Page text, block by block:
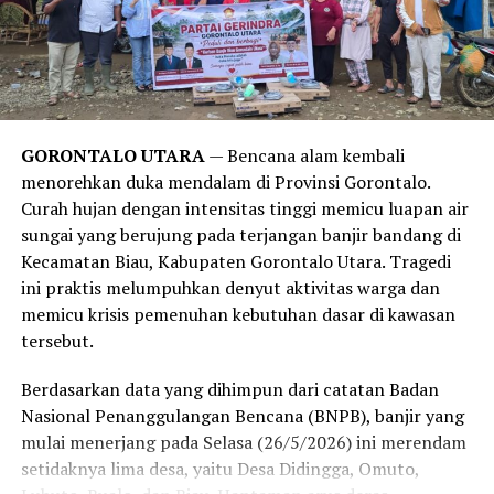
Harvard Health Publishing. Laporan tersebut
menegaskan bahwa obsesi manusia modern untuk mandi
setiap hari lebih didorong oleh norma sosial, kebiasaan,
serta strategi pemasaran industri sabun kecantikan,
alih-alih kebutuhan medis yang sesungguhnya. Sistem
kotoran dan bakteri dalam jumlah wajar untuk
merangsang antibodi agar tetap kuat.
Meski demikian, anjuran untuk mandi 2-3 kali seminggu
ini memiliki pengecualian. Melansir data tambahan dari
Healthline , mereka yang rutin melakukan olahraga
berat, bekerja di luar ruangan yang bersinggungan
langsung dengan kotoran, atau memiliki kondisi medis
setiap hari.
Bagi Anda yang aktivitasnya lebih banyak dihabiskan di
dalam ruangan ber-AC, melewatkan waktu mandi sehari
GORONTALO UTARA— Bencana alam kembali
menorehkan duka mendalam di Provinsi Gorontalo.
Curah hujan dengan intensitas tinggi memicu luapan air
sungai yang berujung pada terjangan banjir bandang di
Kecamatan Biau, Kabupaten Gorontalo Utara. Tragedi
ini praktis melumpuhkan denyut aktivitas warga dan
memicu krisis pemenuhan kebutuhan dasar di kawasan
tersebut.
Berdasarkan data yang dihimpun dari catatan Badan
Nasional Penanggulangan Bencana (BNPB), banjir yang
mulai menerjang pada Selasa (26/5/2026) ini merendam
setidaknya lima desa, yaitu Desa Didingga, Omuto,